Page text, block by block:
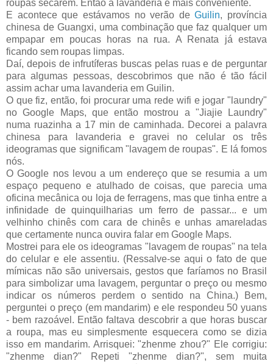
roupas secarem. Então a lavanderia é mais conveniente.
E acontece que estávamos no verão deGuilin, província
chinesa de Guangxi, uma combinação que faz qualquer um
empapar em poucas horas na rua. A Renata já estava
ficando sem roupas limpas.
Daí, depois de infrutíferas buscas pelas ruas e de perguntar
para algumas pessoas, descobrimos que não é tão fácil
assim achar uma lavanderia em Guilin.
O que fiz, então, foi procurar uma rede wifi e jogar "laundry"
no Google Maps, que então mostrou a "Jiajie Laundry"
numa ruazinha a 17 min de caminhada. Decorei a palavra
chinesa para lavanderia e gravei no celular os três
ideogramas que significam "lavagem de roupas". E lá fomos
nós.
O Google nos levou a um endereço que se resumia a um
espaço pequeno e atulhado de coisas, que parecia uma
oficina mecânica ou loja de ferragens, mas que tinha entre a
infinidade de quinquilharias um ferro de passar... e um
velhinho chinês com cara de chinês e unhas amareladas
que certamente nunca ouvira falar em Google Maps.
Mostrei para ele os ideogramas "lavagem de roupas" na tela
do celular e ele assentiu. (Ressalve-se aqui o fato de que
mímicas não são universais, gestos que faríamos no Brasil
para simbolizar uma lavagem, perguntar o preço ou mesmo
indicar os números perdem o sentido na China.) Bem,
perguntei o preço (em mandarim) e ele respondeu 50 yuans
- bem razoável. Então faltava descobrir a que horas buscar
a roupa, mas eu simplesmente esquecera como se dizia
isso em mandarim. Arrisquei: "zhenme zhou?" Ele corrigiu:
"zhenme dian?" Repeti "zhenme dian?", sem muita